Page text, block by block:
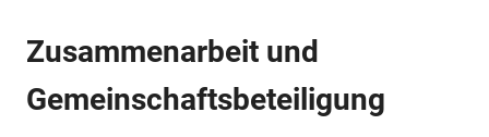
Zusammenarbeit und
Gemeinschaftsbeteiligung